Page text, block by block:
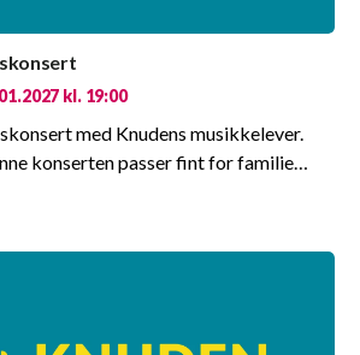
kl. 19:00
med Knudens musikkelever.
konserten passer fint for familie…